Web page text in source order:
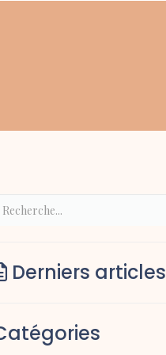
Derniers articles